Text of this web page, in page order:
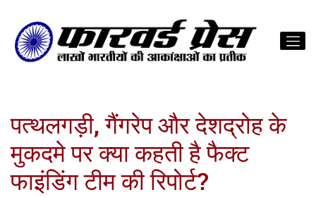
पत्थलगड़ी, गैंगरेप और देशद्रोह के
मुकदमे पर क्या कहती है फैक्ट
फाइंडिंग टीम की रिपोर्ट?